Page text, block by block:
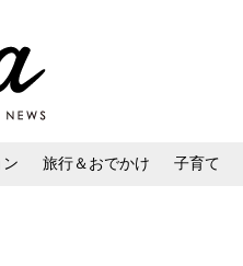
旅行＆おでかけ 子育て